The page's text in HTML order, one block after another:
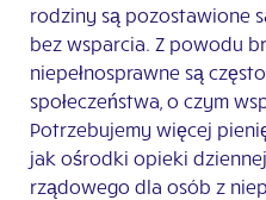
rodziny są pozostawione
bez wsparcia. Z powodu
niepełnosprawne są
społeczeństwa, o czym
Potrzebujemy więcej
jak ośrodki opieki
rządowego dla osób z